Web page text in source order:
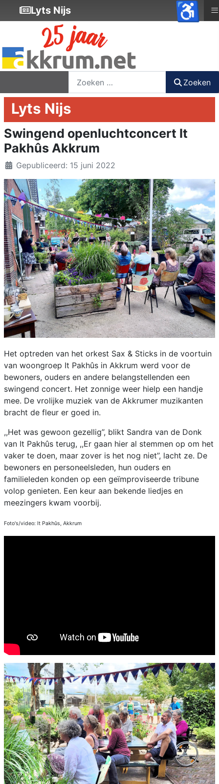
Zoeken
Lyts Nijs
Swingend openluchtconcert It
Pakhûs Akkrum
DetailsGepubliceerd: 15 juni 2022
Het optreden van het orkest Sax & Sticks in de voortuin
van woongroep It Pakhûs in Akkrum werd voor de
bewoners, ouders en andere belangstellenden een
swingend concert. Het zonnige weer hielp een handje
mee. De vrolijke muziek van de Akkrumer muzikanten
bracht de fleur er goed in.
,,Het was gewoon gezellig’’, blikt Sandra van de Donk
van It Pakhûs terug, ,,Er gaan hier al stemmen op om het
vaker te doen, maar zover is het nog niet’’, lacht ze. De
bewoners en personeelsleden, hun ouders en
familieleden konden op een geïmproviseerde tribune
volop genieten. Een keur aan bekende liedjes en
meezingers kwam voorbij.
Foto's/video: It Pakhûs, Akkrum
Lyts Nijs ≡
♿